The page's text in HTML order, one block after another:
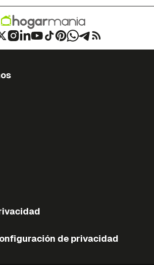
de privacidad